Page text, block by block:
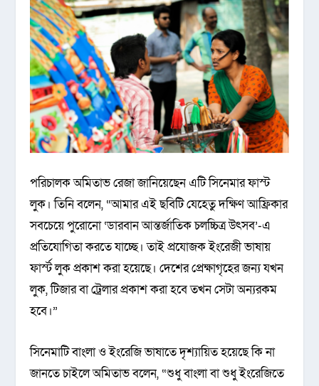
পরিচালক অমিতাভ রেজা জানিয়েছেন এটি সিনেমার ফাস্ট
লুক। তিনি বলেন, “আমার এই ছবিটি যেহেতু দক্ষিণ আফ্রিকার
সবচেয়ে পুরোনো ‘ডারবান আন্তর্জাতিক চলচ্চিত্র উৎসব’-এ
প্রতিযোগিতা করতে যাচ্ছে। তাই প্রযোজক ইংরেজী ভাষায়
ফার্স্ট লুক প্রকাশ করা হয়েছে। দেশের প্রেক্ষাগৃহের জন্য যখন
লুক, টিজার বা ট্রেলার প্রকাশ করা হবে তখন সেটা অন্যরকম
হবে।”
সিনেমাটি বাংলা ও ইংরেজি ভাষাতে দৃশ্যায়িত হয়েছে কি না
জানতে চাইলে অমিতাভ বলেন, “শুধু বাংলা বা শুধু ইংরেজিতে